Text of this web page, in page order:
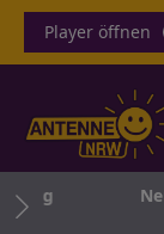
Player öffnen